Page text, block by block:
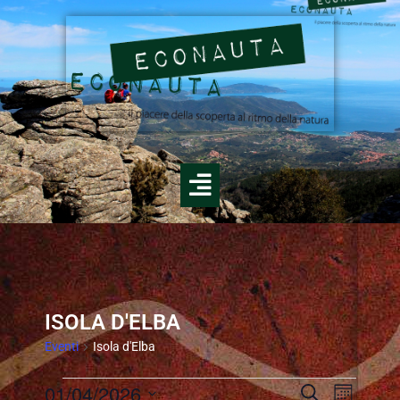
ISOLA D'ELBA
Eventi Isola d'Elba
C
01/04/2026